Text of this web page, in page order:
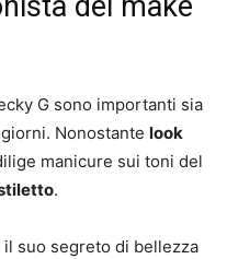
del make
G sono importanti sia
Nonostante look
manicure sui toni del
.
suo segreto di bellezza